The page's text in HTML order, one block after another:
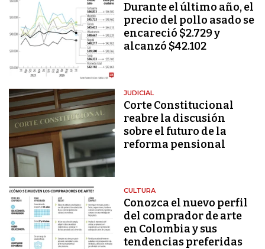
Durante el último año, el
precio del pollo asado se
encareció $2.729 y
alcanzó $42.102
JUDICIAL
Corte Constitucional
reabre la discusión
sobre el futuro de la
reforma pensional
CULTURA
Conozca el nuevo perfil
del comprador de arte
en Colombia y sus
tendencias preferidas